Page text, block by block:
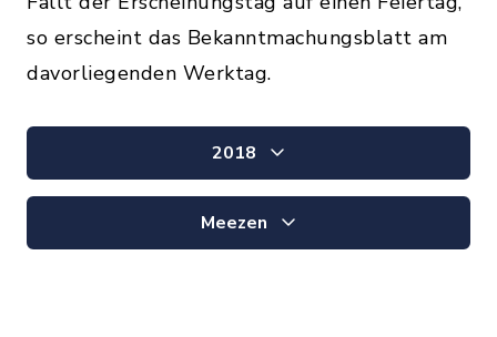
so erscheint das Bekanntmachungsblatt am
davorliegenden Werktag.
2018
Meezen